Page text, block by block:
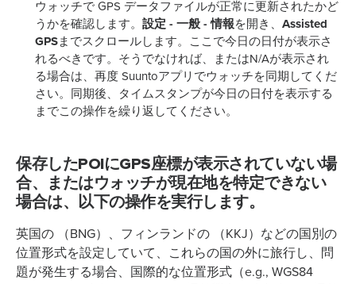
ウォッチで GPS データファイルが正常に更新されたかど
うかを確認します。 設定 - 一般 - 情報 を開き、 Assisted
GPS までスクロールします。ここで今日の日付が表示さ
れるべきです。そうでなければ、またはN/Aが表示され
る場合は、再度 Suuntoアプリでウォッチを同期してくだ
さい。同期後、タイムスタンプが今日の日付を表示する
までこの操作を繰り返してください。
保存したPOIにGPS座標が表示されていない場
合、またはウォッチが現在地を特定できない
場合は、以下の操作を実行します。
英国の （BNG）、フィンランドの （KKJ）などの国別の
位置形式を設定していて、これらの国の外に旅行し、問
題が発生する場合、国際的な位置形式（e.g., WGS84